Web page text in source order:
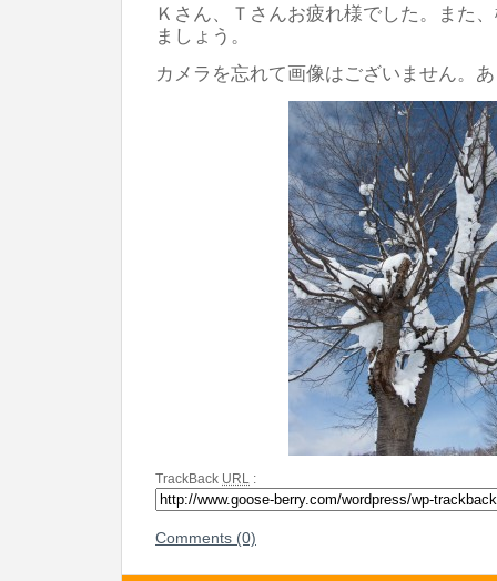
Ｋさん、Ｔさんお疲れ様でした。また
ましょう。
カメラを忘れて画像はございません。
TrackBack URL :
Comments (0)